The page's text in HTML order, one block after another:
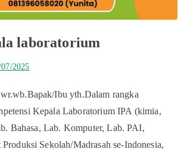
laboratorium
2025
Ibu yth.Dalam rangka
Kepala Laboratorium IPA (kimia,
Bahasa, Lab. Komputer, Lab. PAI,
Sekolah/Madrasah se-Indonesia,